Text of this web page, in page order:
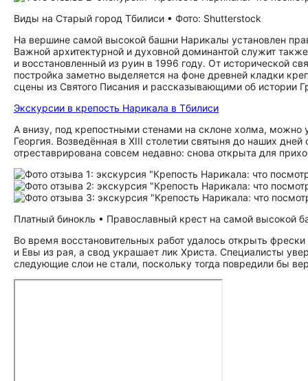
Виды на Старый город Тбилиси • Фото: Shutterstock
На вершине самой высокой башни Нарикалы установлен
Важной архитектурной и духовной доминантой служит
и восстановленный из руин в 1996 году. От исторической
постройка заметно выделяется на фоне древней кладки
сцены из Святого Писания и рассказывающими об истории
Экскурсии в крепость Нарикала в Тбилиси
А внизу, под крепостными стенами на склоне холма, можно
Георгия. Возведённая в XIII столетии святыня до наших
отреставрирована совсем недавно: снова открыта для
Платный бинокль • Православный крест на самой высокой
Во время восстановительных работ удалось открыть
и Евы из рая, а свод украшает лик Христа. Специалисты
следующие слои не стали, поскольку тогда повредили бы